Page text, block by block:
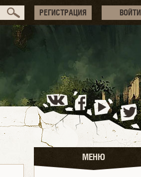
РЕГИСТРАЦИЯ ВОЙТИ
МЕНЮ